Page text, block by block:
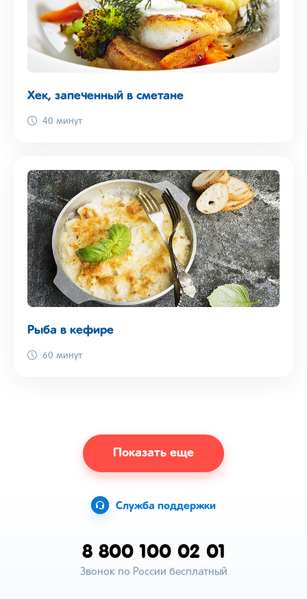
Хек, запеченный в сметане
40 минут
Рыба в кефире
60 минут
Показать еще
Служба поддержки
8 800 100 02 01
Звонок по России бесплатный